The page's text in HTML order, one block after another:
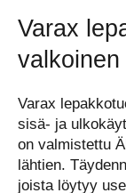
Varax
valkoinen
Varax
sisä- ja
on valmistettu
lähtien.
joista löytyy